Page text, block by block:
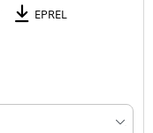
EPREL